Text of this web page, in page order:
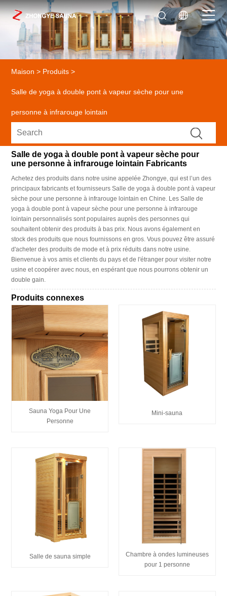
Maison > Produits >
Salle de yoga à double pont à vapeur sèche pour une
personne à infrarouge lointain
Salle de yoga à double pont à vapeur sèche pour
une personne à infrarouge lointain Fabricants
Achetez des produits dans notre usine appelée Zhongye, qui est l’un des
principaux fabricants et fournisseurs Salle de yoga à double pont à vapeur
sèche pour une personne à infrarouge lointain en Chine. Les Salle de
yoga à double pont à vapeur sèche pour une personne à infrarouge
lointain personnalisés sont populaires auprès des personnes qui
souhaitent obtenir des produits à bas prix. Nous avons également en
stock des produits que nous fournissons en gros. Vous pouvez être assuré
d'acheter des produits de mode et à prix réduits dans notre usine.
Bienvenue à vos amis et clients du pays et de l'étranger pour visiter notre
usine et coopérer avec nous, en espérant que nous pourrons obtenir un
double gain.
Produits connexes
Sauna Yoga Pour Une
Personne
Mini-sauna
Salle de sauna simple
Chambre à ondes lumineuses
pour 1 personne